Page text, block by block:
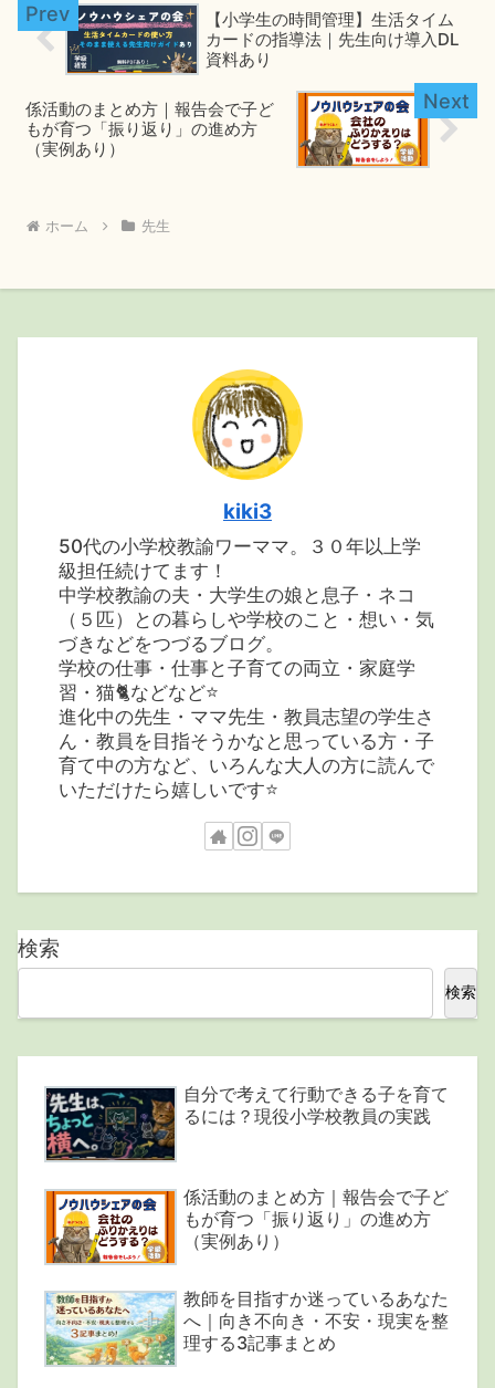
【小学生の時間管理】生活タイム
カードの指導法｜先生向け導入DL
資料あり
係活動のまとめ方｜報告会で子ど
もが育つ「振り返り」の進め方
（実例あり）
ホーム 先生
kiki3
50代の小学校教諭ワーママ。３０年以上学
級担任続けてます！
中学校教諭の夫・大学生の娘と息子・ネコ
（５匹）との暮らしや学校のこと・想い・気
づきなどをつづるブログ。
学校の仕事・仕事と子育ての両立・家庭学
習・猫🐈などなど⭐️
進化中の先生・ママ先生・教員志望の学生さ
ん・教員を目指そうかなと思っている方・子
育て中の方など、いろんな大人の方に読んで
いただけたら嬉しいです⭐️
検索
検索
自分で考えて行動できる子を育て
るには？現役小学校教員の実践
係活動のまとめ方｜報告会で子ど
もが育つ「振り返り」の進め方
（実例あり）
教師を目指すか迷っているあなた
へ｜向き不向き・不安・現実を整
理する3記事まとめ